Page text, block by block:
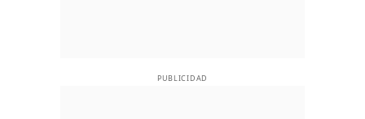
PUBLICIDAD